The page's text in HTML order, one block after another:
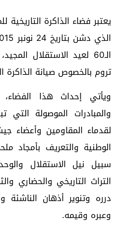
يعتبر فضاء الذاكرة التاريخية
الـ60 لعيد الاستقلال
تروم بالخصوص صيانة الذاكرة
ويأتي إحداث هذا
والمبادرات الموصولة التي
لقدماء المقاومين وأعضاء
الوطنية والتعريف بأمجاد
سبيل نيل الاستقلال
التراث التاريخي والحضاري
درره وتنوير أذهان الناشئة
وعبره وقيمه.